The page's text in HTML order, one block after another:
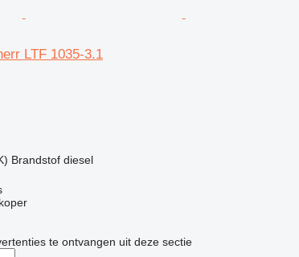
LTF 1035-3.1
Brandstof diesel
te ontvangen uit deze sectie